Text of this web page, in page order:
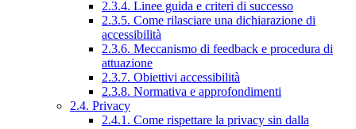
2.3.4. Linee guida e criteri di successo
2.3.5. Come rilasciare una dichiarazione di
accessibilità
2.3.6. Meccanismo di feedback e procedura di
attuazione
2.3.7. Obiettivi accessibilità
2.3.8. Normativa e approfondimenti
2.4. Privacy
2.4.1. Come rispettare la privacy sin dalla